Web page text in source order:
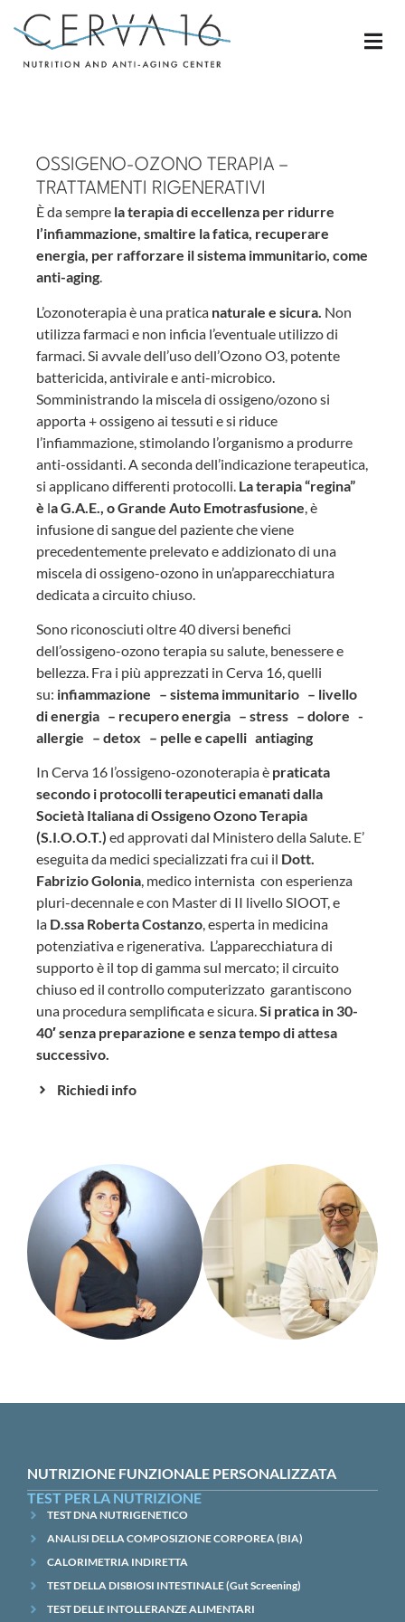
OSSIGENO-OZONO TERAPIA –
TRATTAMENTI RIGENERATIVI
È da sempre la terapia di eccellenza per ridurre
l’infiammazione, smaltire la fatica, recuperare
energia, per rafforzare il sistema immunitario, come
anti-aging.
L’ozonoterapia è una pratica naturale e sicura. Non
utilizza farmaci e non inficia l’eventuale utilizzo di
farmaci. Si avvale dell’uso dell’Ozono O3, potente
battericida, antivirale e anti-microbico.
Somministrando la miscela di ossigeno/ozono si
apporta + ossigeno ai tessuti e si riduce
l’infiammazione, stimolando l’organismo a produrre
anti-ossidanti. A seconda dell’indicazione terapeutica,
si applicano differenti protocolli. La terapia “regina”
è la G.A.E., o Grande Auto Emotrasfusione , è
infusione di sangue del paziente che viene
precedentemente prelevato e addizionato di una
miscela di ossigeno-ozono in un’apparecchiatura
dedicata a circuito chiuso.
Sono riconosciuti oltre 40 diversi benefici
dell’ossigeno-ozono terapia su salute, benessere e
bellezza. Fra i più apprezzati in Cerva 16, quelli
su: infiammazione – sistema immunitario – livello
di energia – recupero energia – stress – dolore -
allergie – detox – pelle e capelli antiaging
In Cerva 16 l’ossigeno-ozonoterapia è praticata
secondo i protocolli terapeutici emanati dalla
Società Italiana di Ossigeno Ozono Terapia
(S.I.O.O.T.) ed approvati dal Ministero della Salute. E’
eseguita da medici specializzati fra cui il Dott.
Fabrizio Golonia, medico internista con esperienza
pluri-decennale e con Master di II livello SIOOT, e
la D.ssa Roberta Costanzo, esperta in medicina
potenziativa e rigenerativa. L’apparecchiatura di
supporto è il top di gamma sul mercato; il circuito
chiuso ed il controllo computerizzato garantiscono
una procedura semplificata e sicura.Si pratica in 30-
40′ senza preparazione e senza tempo di attesa
successivo.
Richiedi info
NUTRIZIONE FUNZIONALE PERSONALIZZATA
TEST PER LA NUTRIZIONE
TEST DNA NUTRIGENETICO
ANALISI DELLA COMPOSIZIONE CORPOREA (BIA)
CALORIMETRIA INDIRETTA
TEST DELLA DISBIOSI INTESTINALE (Gut Screening)
TEST DELLE INTOLLERANZE ALIMENTARI